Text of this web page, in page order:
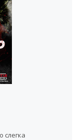
слегка